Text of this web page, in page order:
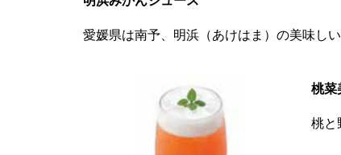
愛媛県は南予、明浜（あけはま）の美味し
桃菜
桃と